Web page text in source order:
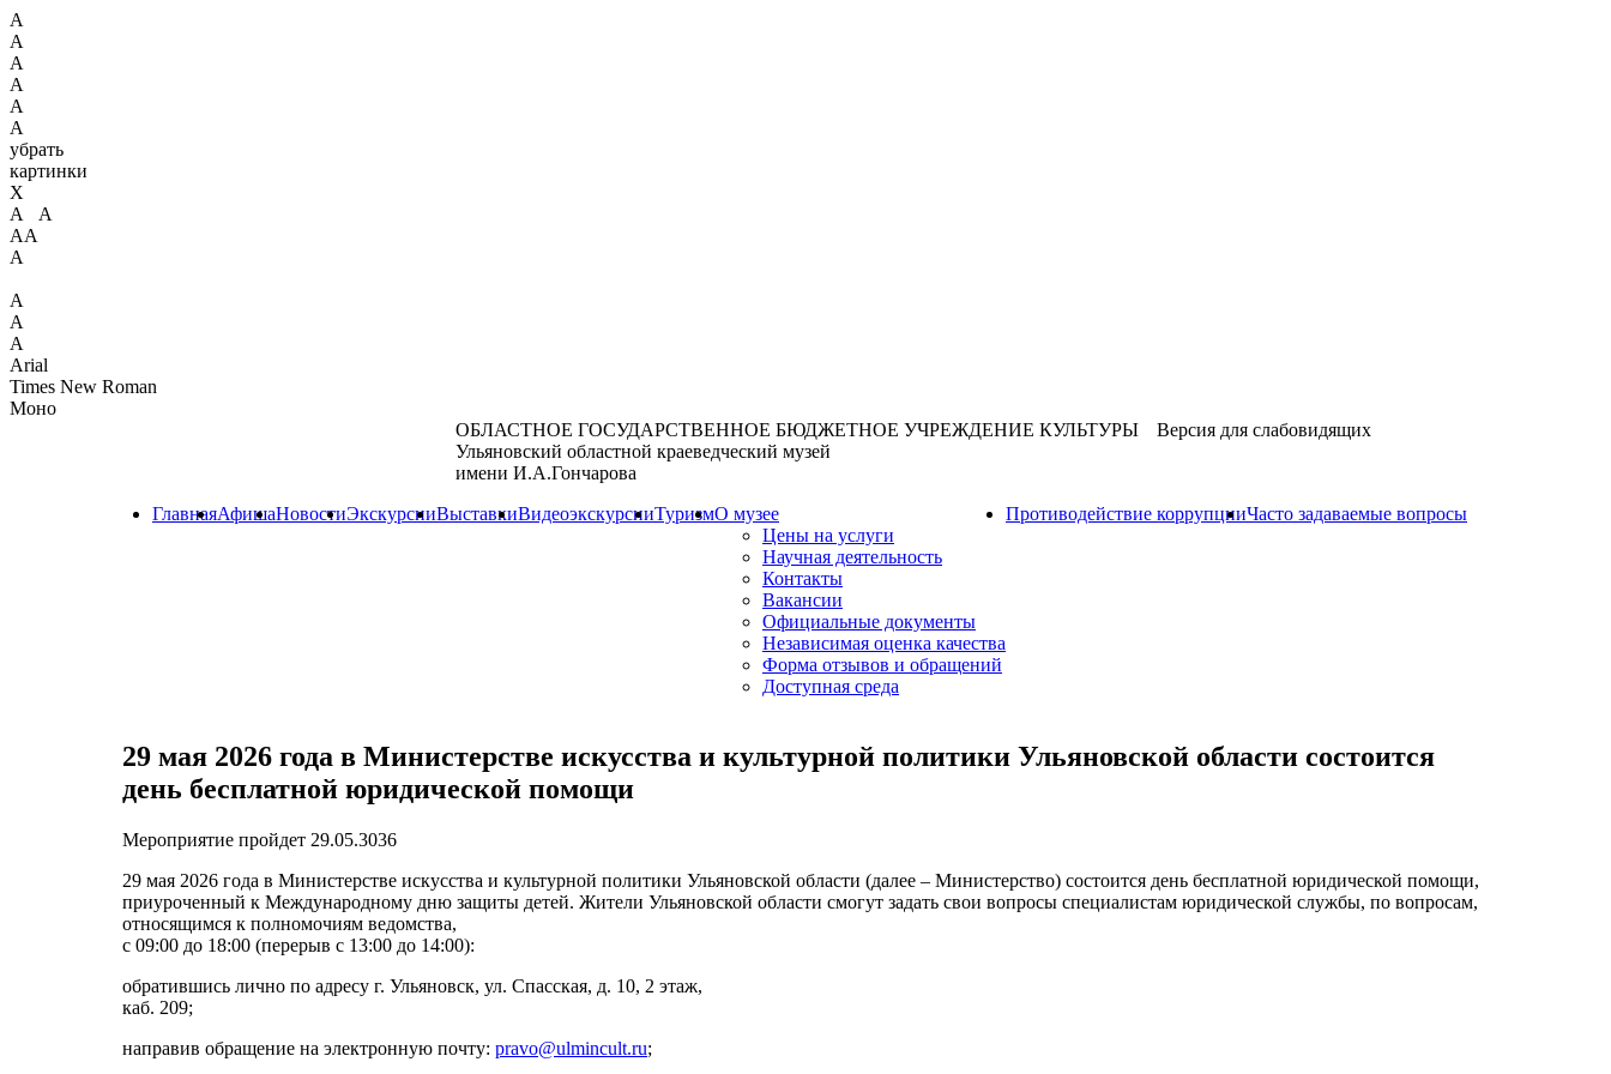
А
А
А
А
А
А
убрать
картинки
X
А А
АА
А
А
А
А
Arial
Times New Roman
Моно
ОБЛАСТНОЕ ГОСУДАРСТВЕННОЕ БЮДЖЕТНОЕ УЧРЕЖДЕНИЕ КУЛЬТУРЫ
Ульяновский областной краеведческий музей
имени И.А.Гончарова
Версия для слабовидящих
ГлавнаяАфишаНовостиЭкскурсииВыставкиВидеоэкскурсииТуризмО музее
Цены на услуги
Научная деятельность
Контакты
Вакансии
Официальные документы
Независимая оценка качества
Форма отзывов и обращений
Доступная среда
Противодействие коррупцииЧасто задаваемые вопросы
29 мая 2026 года в Министерстве искусства и культурной политики Ульяновской области состоится
день бесплатной юридической помощи
Мероприятие пройдет 29.05.3036
29 мая 2026 года в Министерстве искусства и культурной политики Ульяновской области (далее – Министерство) состоится день бесплатной юридической помощи,
приуроченный к Международному дню защиты детей. Жители Ульяновской области смогут задать свои вопросы специалистам юридической службы, по вопросам,
относящимся к полномочиям ведомства,
с 09:00 до 18:00 (перерыв с 13:00 до 14:00):
обратившись лично по адресу г. Ульяновск, ул. Спасская, д. 10, 2 этаж,
каб. 209;
направив обращение на электронную почту: pravo@ulmincult.ru;